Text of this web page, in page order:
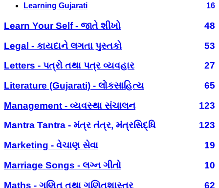
Learning Gujarati 16
Learn Your Self - જાતે શીખો
48
Legal - કાયદાને લગતા પુસ્તકો
53
Letters - પત્રો તથા પત્ર વ્યવહાર
27
Literature (Gujarati) - લોકસાહિત્ય
65
Management - વ્યવસ્થા સંચાલન
123
Mantra Tantra - મંત્ર તંત્ર, મંત્રસિદ્ધિ
123
Marketing - વેચાણ સેવા
19
Marriage Songs - લગ્ન ગીતો
10
Maths - ગણિત તથા ગણિતશાસ્ત્ર
62